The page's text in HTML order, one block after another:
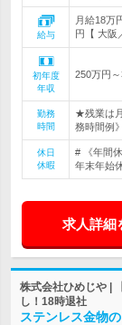
給与
月給18万
円【 大阪
初年度
年収
250万円
勤務
時間
★残業は
務時間例
休日
休暇
# 《年間
年末年始
求人詳細
株式会社ひめじや |
し！18時退社
ステンレス金物